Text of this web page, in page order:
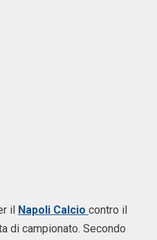
il Napoli Calcio contro il
di campionato. Secondo